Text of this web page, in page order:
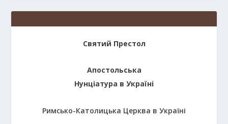
Святий Престол
Апостольська
Нунціатура в Україні
Римсько-Католицька Церква в Україні